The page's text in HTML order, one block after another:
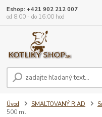
Eshop: +421 902 212 007
od 8:00 - do 16:00 hod
Úvod SMALTOVANÝ RIAD
500 ml